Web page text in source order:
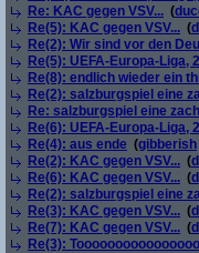
Re: KAC gegen VSV... (
Re(5): KAC gegen VSV... (
Re(2): Wir sind vor den
Re(5): UEFA-Europa-Liga,
Re(8): endlich wieder ein
Re(2): salzburgspiel eine
Re: salzburgspiel eine
Re(6): UEFA-Europa-Liga,
Re(4): aus ende (gibberish
Re(2): KAC gegen VSV... (
Re(6): KAC gegen VSV... (
Re(2): salzburgspiel eine
Re(3): KAC gegen VSV... (
Re(7): KAC gegen VSV... (
Re(3):